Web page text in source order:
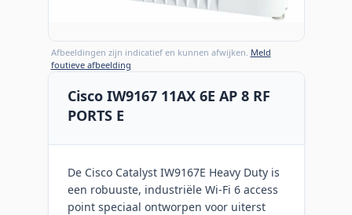
Afbeeldingen zijn indicatief en kunnen afwijken. Meld
foutieve afbeelding
Cisco IW9167 11AX 6E AP 8 RF
PORTS E
De Cisco Catalyst IW9167E Heavy Duty is
een robuuste, industriële Wi-Fi 6 access
point speciaal ontworpen voor uiterst